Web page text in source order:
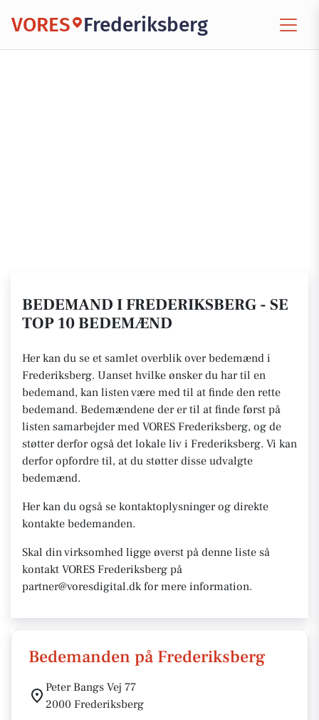
VORES Frederiksberg
BEDEMAND I FREDERIKSBERG - SE
TOP 10 BEDEMÆND
Her kan du se et samlet overblik over bedemænd i
Frederiksberg. Uanset hvilke ønsker du har til en
bedemand, kan listen være med til at finde den rette
bedemand. Bedemændene der er til at finde først på
listen samarbejder med VORES Frederiksberg, og de
støtter derfor også det lokale liv i Frederiksberg. Vi kan
derfor opfordre til, at du støtter disse udvalgte
bedemænd.
Her kan du også se kontaktoplysninger og direkte
kontakte bedemanden.
Skal din virksomhed ligge øverst på denne liste så
kontakt VORES Frederiksberg på
partner@voresdigital.dk for mere information.
Bedemanden på Frederiksberg
Peter Bangs Vej 77
2000 Frederiksberg